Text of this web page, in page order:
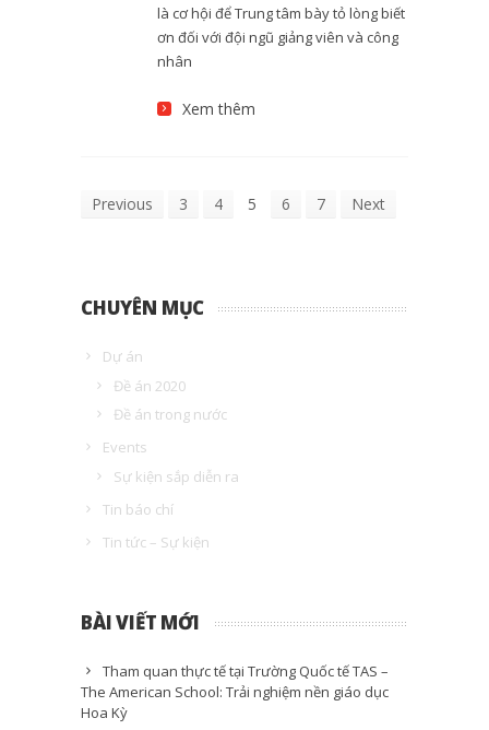
là cơ hội để Trung tâm bày tỏ lòng biết
ơn đối với đội ngũ giảng viên và công
nhân
Xem thêm
Previous 3 4 5 6 7 Next
CHUYÊN MỤC
Dự án
Đề án 2020
Đề án trong nước
Events
Sự kiện sắp diễn ra
Tin báo chí
Tin tức – Sự kiện
BÀI VIẾT MỚI
Tham quan thực tế tại Trường Quốc tế TAS –
The American School: Trải nghiệm nền giáo dục
Hoa Kỳ